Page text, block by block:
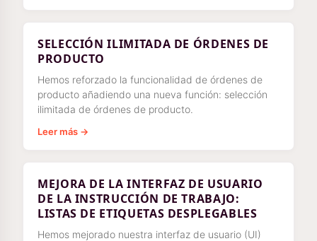
SELECCIÓN ILIMITADA DE ÓRDENES DE
PRODUCTO
Hemos reforzado la funcionalidad de órdenes de
producto añadiendo una nueva función: selección
ilimitada de órdenes de producto.
Leer más →
MEJORA DE LA INTERFAZ DE USUARIO
DE LA INSTRUCCIÓN DE TRABAJO:
LISTAS DE ETIQUETAS DESPLEGABLES
Hemos mejorado nuestra interfaz de usuario (UI)